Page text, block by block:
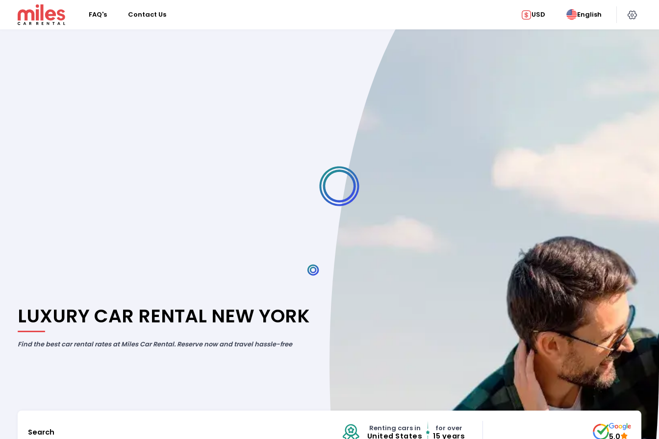
FAQ's Contact Us USD English
LUXURY CAR RENTAL NEW YORK
Find the best car rental rates at Miles Car Rental. Reserve now and travel hassle-free
Search Renting cars in
United States
for over
15 years 5.0